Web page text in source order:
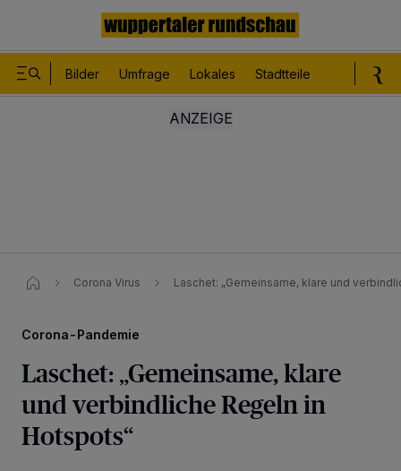
Bilder Umfrage Lokales Stadtteile
Corona Virus Laschet: „Gemeinsame, klare und
Corona-Pandemie
Laschet: „Gemeinsame, klare
und verbindliche Regeln in
Hotspots“